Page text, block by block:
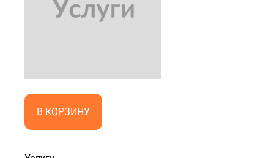
В КОРЗИНУ